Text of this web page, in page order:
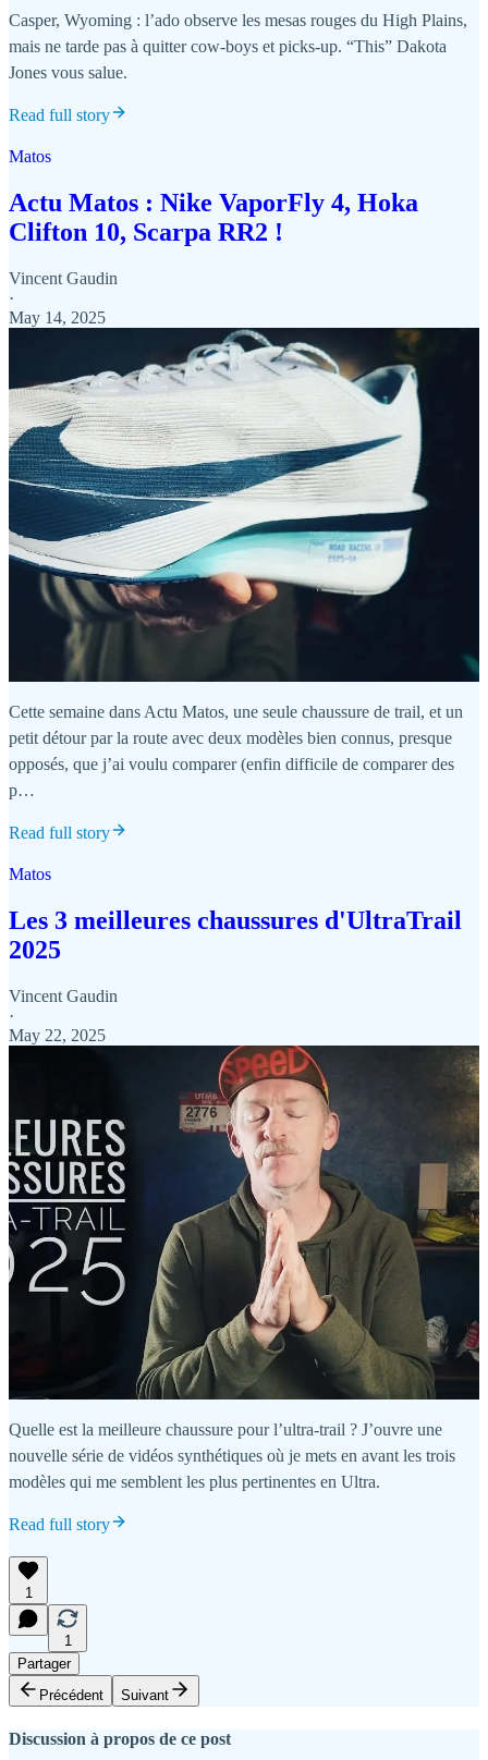
Casper, Wyoming : l’ado observe les mesas rouges du High Plains,
mais ne tarde pas à quitter cow-boys et picks-up. “This” Dakota
Jones vous salue.
Read full story
Matos
Actu Matos : Nike VaporFly 4, Hoka
Clifton 10, Scarpa RR2 !
Vincent Gaudin
·
May 14, 2025
Cette semaine dans Actu Matos, une seule chaussure de trail, et un
petit détour par la route avec deux modèles bien connus, presque
opposés, que j’ai voulu comparer (enfin difficile de comparer des
p…
Read full story
Matos
Les 3 meilleures chaussures d'UltraTrail
2025
Vincent Gaudin
·
May 22, 2025
Quelle est la meilleure chaussure pour l’ultra-trail ? J’ouvre une
nouvelle série de vidéos synthétiques où je mets en avant les trois
modèles qui me semblent les plus pertinentes en Ultra.
Read full story
1
1
Partager
Précédent
Suivant
Discussion à propos de ce post